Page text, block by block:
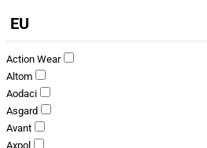
EU
Action Wear
Altom
Aodaci
Asgard
Avant
Axpol